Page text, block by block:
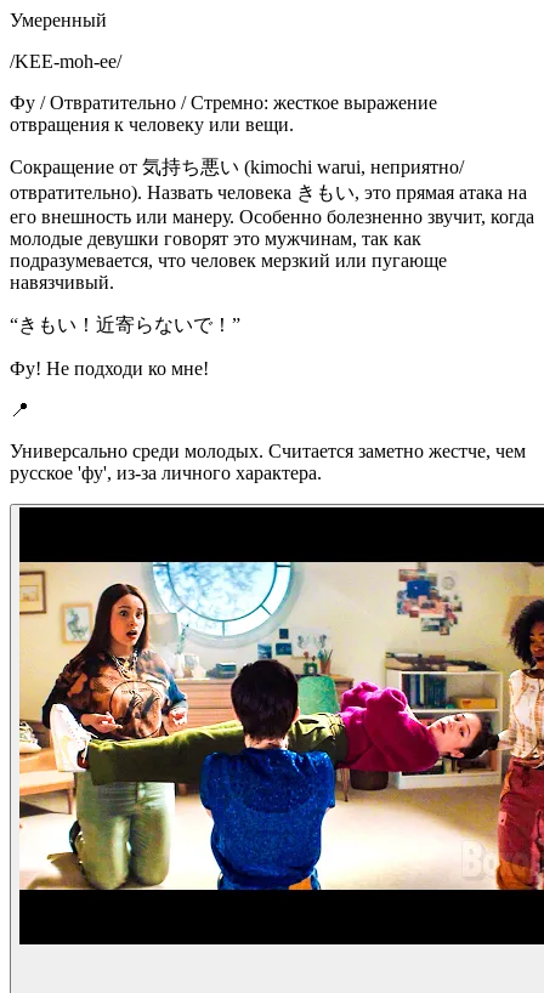
Умеренный
/KEE-moh-ee/
Фу / Отвратительно / Стремно: жесткое выражение
отвращения к человеку или вещи.
Сокращение от 気持ち悪い (kimochi warui, неприятно/
отвратительно). Назвать человека きもい, это прямая атака на
его внешность или манеру. Особенно болезненно звучит, когда
молодые девушки говорят это мужчинам, так как
подразумевается, что человек мерзкий или пугающе
навязчивый.
“きもい！近寄らないで！ ”
Фу! Не подходи ко мне!
📍
Универсально среди молодых. Считается заметно жестче, чем
русское 'фу', из-за личного характера.